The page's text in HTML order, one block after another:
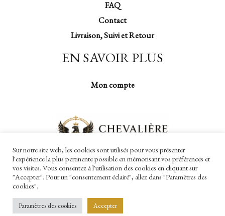
FAQ
Contact
Livraison, Suivi et Retour
EN SAVOIR PLUS
Mon compte
Copyright © 2026 Chevalière Impériale
Sur notre site web, les cookies sont utilisés pour vous présenter
l'expérience la plus pertinente possible en mémorisant vos préférences et
vos visites. Vous consentez à l'utilisation des cookies en cliquant sur
"Accepter". Pour un "consentement éclairé", allez dans "Paramètres des
cookies".
Paramètres des cookies Accepter